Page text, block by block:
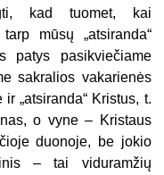
kad tuomet, kai
mūsų „atsiranda“
patys pasikviečiame
sakralios vakarienės
„atsiranda“ Kristus, t.
o vyne – Kristaus
duonoje, be jokio
– tai viduramžių